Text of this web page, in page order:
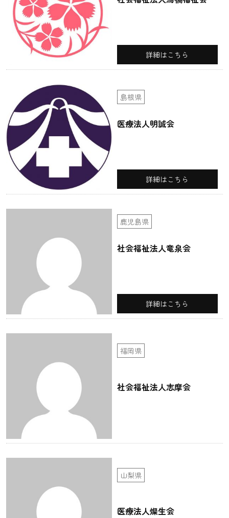
詳細はこちら
島根県
医療法人明誠会
詳細はこちら
鹿児島県
社会福祉法人竜泉会
詳細はこちら
福岡県
社会福祉法人志摩会
山梨県
医療法人燦生会